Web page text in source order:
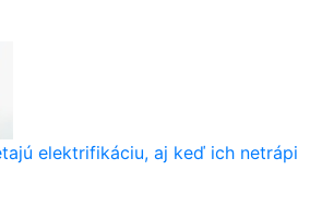
elektrifikáciu, aj keď ich netrápi